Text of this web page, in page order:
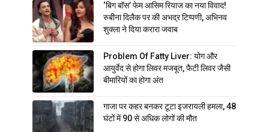
‘बिग बॉस’ फेम आसिम रियाज का नया विवाद!
रुबीना दिलैक पर की अभद्र टिप्पणी, अभिनव
शुक्ला ने दिया करारा जवाब
Problem Of Fatty Liver: योग और
आयुर्वेद से होगा लिवर मजबूत, फैटी लिवर जैसी
बीमारियों का होगा अंत
गाजा पर कहर बनकर टूटा इजरायली हमला, 48
घंटों में 90 से अधिक लोगों की मौत